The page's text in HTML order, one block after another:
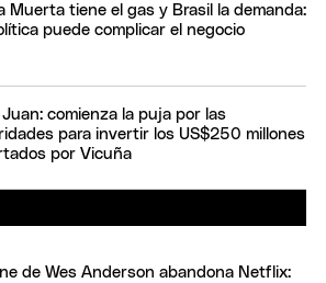
Muerta tiene el gas y Brasil la demanda:
puede complicar el negocio
Juan: comienza la puja por las
para invertir los US$250 millones
por Vicuña
de Wes Anderson abandona Netflix: